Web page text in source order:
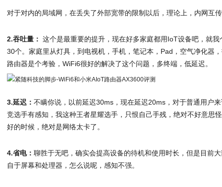
对于对内的局域网，在丢失了外部宽带的限制以后，理论上，内网互
2.吞吐量： 这个是最重要的提升，现在好多家庭都用IoT设备吧，就
30个。家庭里从灯具，到电视机，手机，笔记本，Pad，空气净化器
路由器是个考验，WiFi6很好的解决了这个问题，多终端，低延迟。
3.延迟：不瞒你说，以前延迟30ms，现在延迟20ms，对于普通用户
竞选手有感知，我这种王者星耀选手，只恨自己手残，绝对不好意思
好的时候，绝对是网络太卡了。
4.省电：聊胜于无吧，确实会提高设备的待机和使用时长，但是目前
自于屏幕和处理器，怎么说呢，感知不强。